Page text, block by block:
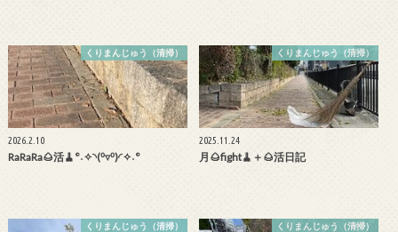
くりまんじゅう（清掃）
2026.2.10
RaRaRa🌰活🧹°˖✧◝(⁰▿⁰)◜✧˖°
くりまんじゅう（清掃）
2025.11.24
月🌰fight🧹＋🌰活日記
くりまんじゅう（清掃） くりまんじゅう（清掃）